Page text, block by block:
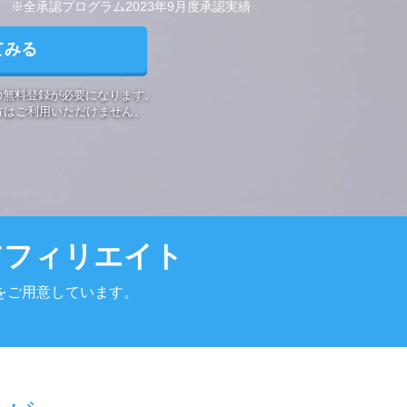
※全承認プログラム2023年9月度承認実績
みる
料登録が必要になります。
は ご利用いただけません。
ィリエイト
用意しています。